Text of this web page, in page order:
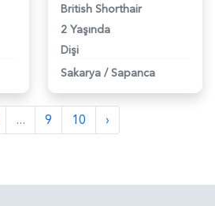
British Shorthair
2 Yaşında
Dişi
Sakarya / Sapanca
... 9 10 ›